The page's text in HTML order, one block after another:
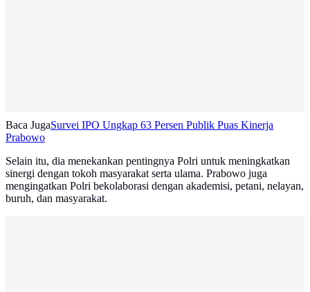
Baca JugaSurvei IPO Ungkap 63 Persen Publik Puas Kinerja
Prabowo
Selain itu, dia menekankan pentingnya Polri untuk meningkatkan
sinergi dengan tokoh masyarakat serta ulama. Prabowo juga
mengingatkan Polri bekolaborasi dengan akademisi, petani, nelayan,
buruh, dan masyarakat.